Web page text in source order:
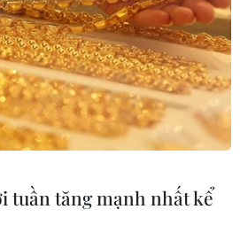
miền Đông
mưa lớn trên
tuần tăng mạnh nhất kể